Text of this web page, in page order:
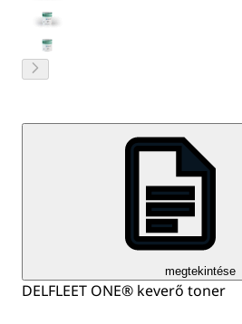
megtekintése
DELFLEET ONE® keverő toner